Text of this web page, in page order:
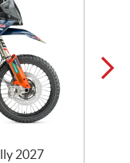
2027